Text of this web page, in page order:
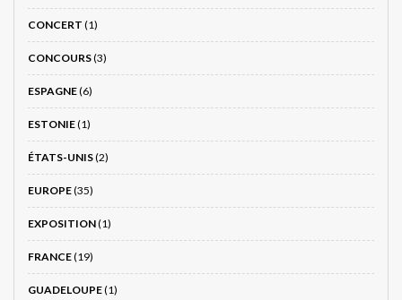
CONCERT (1)
CONCOURS(3)
ESPAGNE(6)
ESTONIE(1)
ÉTATS-UNIS(2)
EUROPE(35)
EXPOSITION(1)
FRANCE(19)
GUADELOUPE(1)